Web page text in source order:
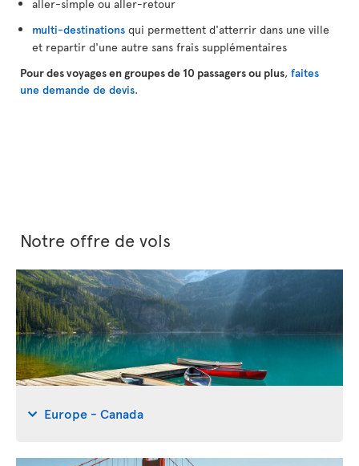
aller-simple ou aller-retour
multi-destinations qui permettent d'atterrir dans une ville
et repartir d'une autre sans frais supplémentaires
Pour des voyages en groupes de 10 passagers ou plus, faites
une demande de devis.
Notre offre de vols
Europe - Canada